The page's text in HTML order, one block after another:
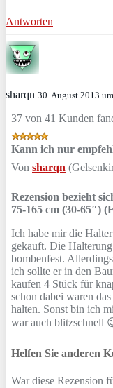
Antworten
sharqn 30. August 2013
37 von 41 Kunden
Kann ich nur
Von sharqn
Rezension bezieht
75-165 cm (30-65″)
Ich habe mir die
gekauft. Die
bombenfest.
ich sollte er in den
kaufen 4 Stück für
schon dabei waren
halten. Sonst bin ich
war auch blitzschnell
Helfen Sie anderen
War diese Rezension